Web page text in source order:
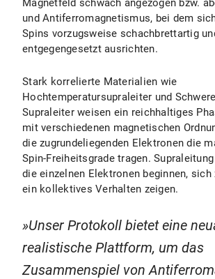
Magnetfeld schwach angezogen bzw.
und Antiferromagnetismus, bei dem
Spins vorzugsweise schachbrettartig
entgegengesetzt ausrichten.
Stark korrelierte Materialien wie
Hochtemperatursupraleiter und
Supraleiter weisen ein reichhaltiges
mit verschiedenen magnetischen
die zugrundeliegenden Elektronen die
Spin-Freiheitsgrade tragen.
die einzelnen Elektronen beginnen, sich
ein kollektives Verhalten zeigen.
Unser Protokoll bietet eine
realistische Plattform, um das
Zusammenspiel von